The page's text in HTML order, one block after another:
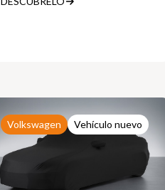
Volkswagen Vehículo nuevo